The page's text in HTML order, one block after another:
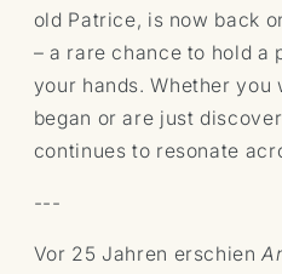
old Patrice, is now back
– a rare chance to hold a
your hands. Whether you
began or are just
continues to resonate
---
Vor 25 Jahren erschien